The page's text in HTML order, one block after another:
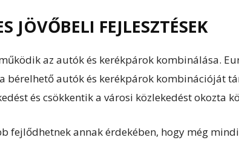
JÖVŐBELI FEJLESZTÉSEK
az autók és kerékpárok kombinálása.
bérelhető autók és kerékpárok kombinációját
és csökkentik a városi közlekedést okozta
annak érdekében, hogy még